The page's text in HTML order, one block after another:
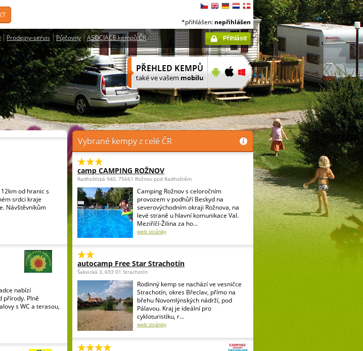
Prodejny-servis Půjčovny ASOCIACE kempů ČR
*přihlášen: nepřihlášen
Přihlásit
od hranic s
srdci kraje
Návštěvníkům
nabízí
přírody. Plně
s WC a terasou,
Vybrané kempy z celé ČR
camp CAMPING ROŽNOV
Radhošťská 940, 75661 Rožnov pod Radhoštěm
Camping Rožnov s celoročním
provozem v podhůří Beskyd na
severovýchodním okraji Rožnova, na
levé straně u hlavní komunikace Val.
Meziříčí-Žilina za ho...
web stránky
autocamp Free Star Strachotín
Šakvická 3, 693 01 Strachotín
Rodinný kemp se nachází ve vesničce
Strachotín, okres Břeclav, přímo na
břehu Novomlýnských nádrží, pod
Pálavou. Kraj je ideální pro
cykloturistiku, r...
web stránky